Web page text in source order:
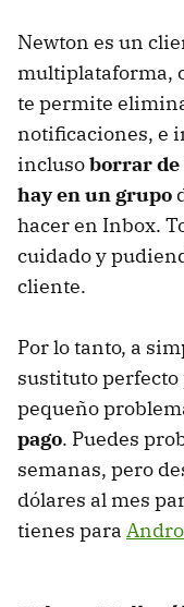
Newton es un
multiplataforma,
te permite
notificaciones, e
inclusoborrar de
hay en un grupo
hacer en Inbox.
cuidado y
cliente.
Por lo tanto, a
sustituto perfecto
pequeño
pago. Puedes
semanas, pero
dólares al mes
tienes para